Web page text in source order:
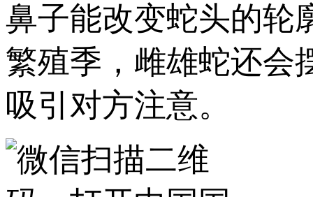
鼻子能改变蛇头的轮
繁殖季，雌雄蛇还会
吸引对方注意。